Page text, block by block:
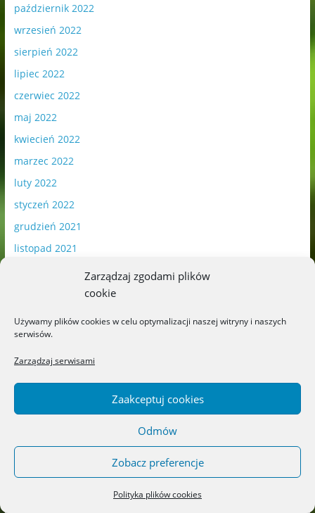
Zarządzaj zgodami plików
cookie
Używamy plików cookies w celu optymalizacji naszej witryny i naszych
serwisów.
Zarządzaj serwisami
Zaakceptuj cookies
Odmów
Zobacz preferencje
Polityka plików cookies
październik 2022
wrzesień 2022
sierpień 2022
lipiec 2022
czerwiec 2022
maj 2022
kwiecień 2022
marzec 2022
luty 2022
styczeń 2022
grudzień 2021
listopad 2021
październik 2021
lipiec 2021
czerwiec 2021
luty 2021